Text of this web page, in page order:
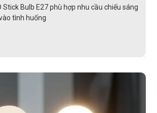
Stick Bulb E27 phù hợp nhu cầu chiếu sáng
tình huống